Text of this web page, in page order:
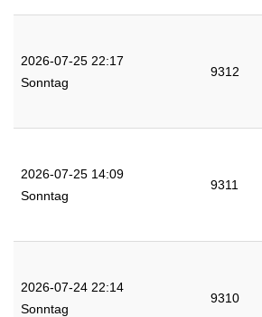
2026-07-25 22:17
Sonntag
9312
2026-07-25 14:09
Sonntag
9311
2026-07-24 22:14
Sonntag
9310